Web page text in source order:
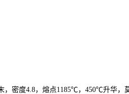
，密度4.8，熔点1185℃，450℃升华，